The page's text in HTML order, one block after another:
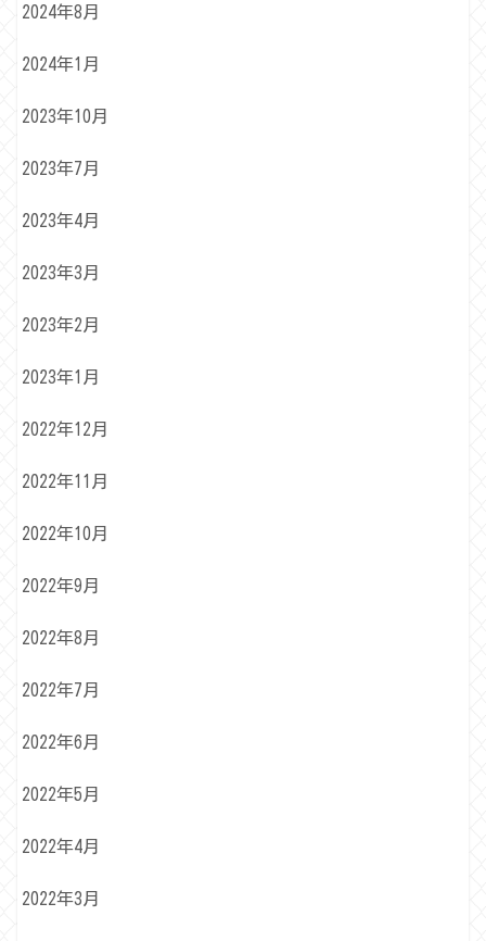
2024年8月
2024年1月
2023年10月
2023年7月
2023年4月
2023年3月
2023年2月
2023年1月
2022年12月
2022年11月
2022年10月
2022年9月
2022年8月
2022年7月
2022年6月
2022年5月
2022年4月
2022年3月